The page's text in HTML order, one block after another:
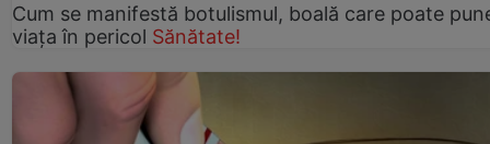
Cum se manifestă botulismul, boală care poate
viaţa în pericol Sănătate!